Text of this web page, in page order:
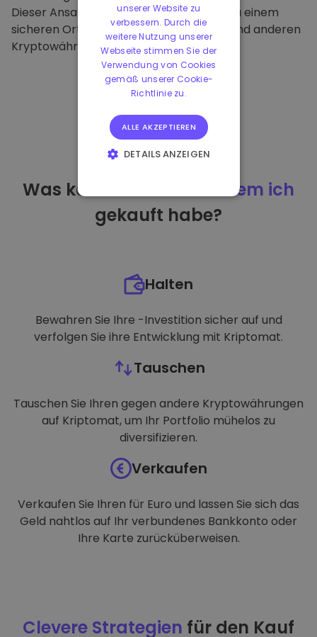
Dieser Ansatz macht unsere Plattform zu einem
sicheren Ort für die Aufbewahrung von und anderen
Kryptowährungen.
Was kann ich tun
nachdem ich
gekauft habe?
Halten
Bewahren Sie Ihre -Investition sicher auf und
verfolgen Sie ihre Entwicklung mit Kriptomat.
Tauschen
Tauschen Sie Ihren gegen andere Kryptowährungen
auf Kriptomat, um Ihr Portfolio mühelos zu
diversifizieren.
Verkaufen
Verkaufen Sie Ihren für Euro und lassen Sie sich das
Geld nahtlos auf Ihr verbundenes Bankkonto oder
Ihre Karte zurücküberweisen.
Clevere Strategien für den Kauf
unserer Website zu
verbessern. Durch die
weitere Nutzung unserer
Webseite stimmen Sie der
Verwendung von Cookies
gemäß unserer Cookie-
Richtlinie zu.
ALLE AKZEPTIEREN
DETAILS ANZEIGEN
PERFORMANCE